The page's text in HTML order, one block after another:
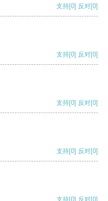
支持[0] 反对[0]
支持[0] 反对[0]
支持[0] 反对[0]
支持[0] 反对[0]
支持[0] 反对[0]